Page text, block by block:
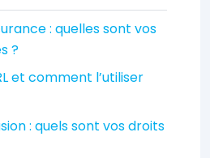
: quelles sont vos
?
et comment l’utiliser
: quels sont vos droits